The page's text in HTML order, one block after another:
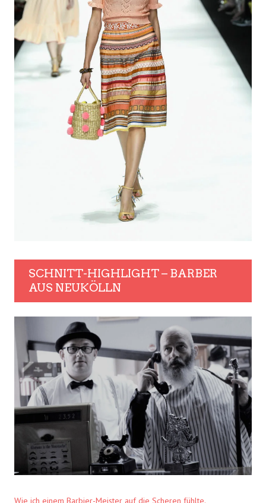
SCHNITT-HIGHLIGHT – BARBER
AUS NEUKÖLLN
Wie ich einem Barbier-Meister auf die Scheren fühlte.